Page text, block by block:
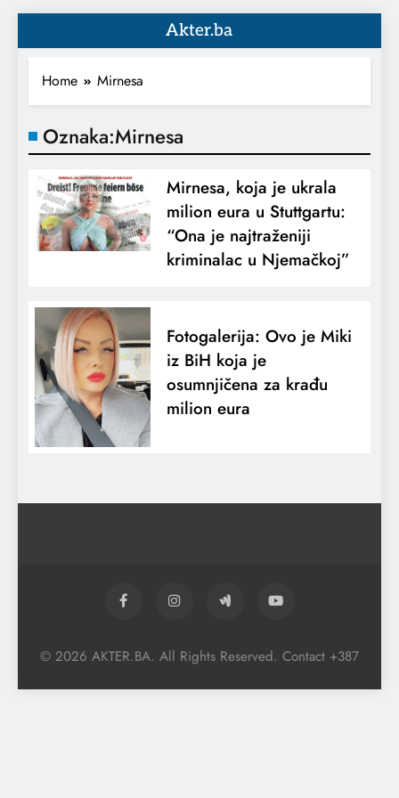
Akter.ba
Home Mirnesa
Oznaka:Mirnesa
Mirnesa, koja je ukrala
milion eura u Stuttgartu:
“Ona je najtraženiji
kriminalac u Njemačkoj”
Fotogalerija: Ovo je Miki
iz BiH koja je
osumnjičena za krađu
milion eura
© 2026 AKTER.BA. All Rights Reserved. Contact +387